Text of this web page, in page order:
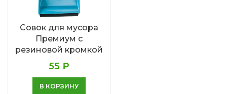
Совок для мусора
Премиум с
резиновой кромкой
55 ₽
В КОРЗИНУ